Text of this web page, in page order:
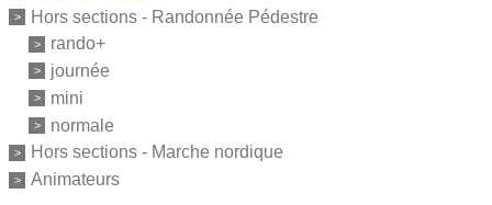
Hors sections - Randonnée Pédestre
rando+
journée
mini
normale
Hors sections - Marche nordique
Animateurs